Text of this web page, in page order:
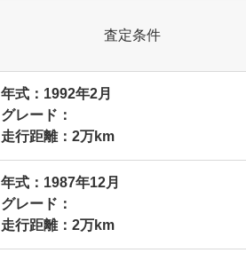
査定条件
年式：1992年2月
グレード：
走行距離：2万km
年式：1987年12月
グレード：
走行距離：2万km